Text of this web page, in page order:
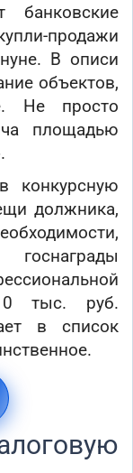
банковские
продажи
В описи
объектов,
Не просто
площадью
должника,
тыс. руб.
в список